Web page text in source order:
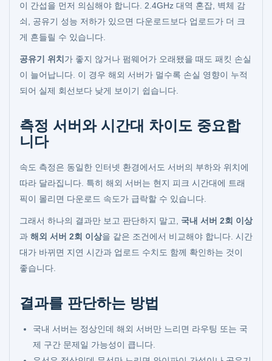
이 간섭을 먼저 의심해야 합니다. 2.4GHz 대역 혼잡, 벽체 감
쇠, 공유기 성능 저하가 있으면 다운로드보다 업로드가 더 크
게 흔들릴 수 있습니다.
공유기 위치 가 좋지 않거나 펌웨어가 오래됐을 때도 패킷 손실
이 늘어납니다. 이 경우 해외 서버가 멀수록 손실 영향이 누적
되어 실제 회선보다 낮게 보이기 쉽습니다.
측정 서버와 시간대 차이도 중요합
니다
속도 측정은 동일한 인터넷 환경에서도 서버의 부하와 위치에
따라 달라집니다. 특히 해외 서버는 현지 피크 시간대에 트래
픽이 몰리면 다운로드 속도가 급락할 수 있습니다.
그래서 하나의 결과만 보고 판단하지 말고, 국내 서버 2회 이상
과 해외 서버 2회 이상을 같은 조건에서 비교해야 합니다. 시간
대가 바뀌면 지연 시간과 업로드 수치도 함께 확인하는 것이
좋습니다.
결과를 판단하는 방법
국내 서버는 정상인데 해외 서버만 느리면 라우팅 또는 국
제 구간 문제일 가능성이 큽니다.